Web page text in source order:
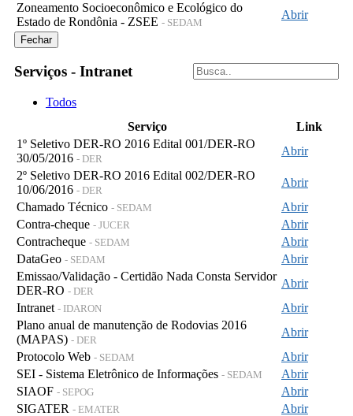
Zoneamento Socioeconômico e Ecológico do
Estado de Rondônia - ZSEE - SEDAM
Abrir
Fechar
Serviços - Intranet
Todos
Serviço
Link
1º Seletivo DER-RO 2016 Edital 001/DER-RO
30/05/2016 - DER
Abrir
2º Seletivo DER-RO 2016 Edital 002/DER-RO
10/06/2016 - DER
Abrir
Chamado Técnico - SEDAM
Abrir
Contra-cheque - JUCER
Abrir
Contracheque - SEDAM
Abrir
DataGeo - SEDAM
Abrir
Emissao/Validação - Certidão Nada Consta Servidor
DER-RO - DER
Abrir
Intranet - IDARON
Abrir
Plano anual de manutenção de Rodovias 2016
(MAPAS) - DER
Abrir
Protocolo Web - SEDAM
Abrir
SEI - Sistema Eletrônico de Informações - SEDAM
Abrir
SIAOF - SEPOG
Abrir
SIGATER - EMATER
Abrir